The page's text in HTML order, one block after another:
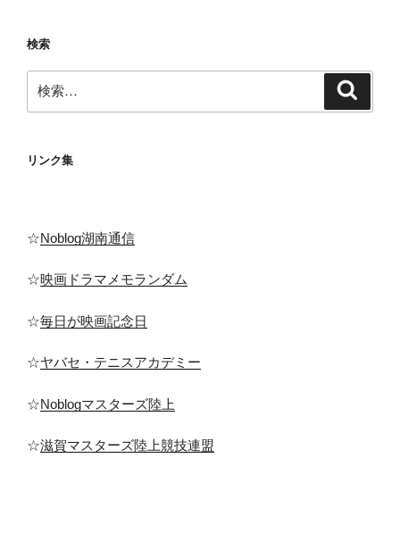
ペ
ジ
送
検索
索:
リンク集
☆Noblog湖南通信
☆映画ドラマメモランダム
☆毎日が映画記念日
☆ヤバセ・テニスアカデミー
☆Noblogマスターズ陸上
☆滋賀マスターズ陸上競技連盟